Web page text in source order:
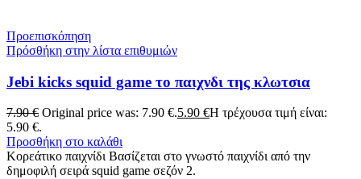
Προεπισκόπηση
Πρόσθήκη στην λίστα επιθυμιών
Jebi kicks squid game το παιχνδι της κλωτσια
7.90€ Original price was: 7.90 €.5.90 €Η τρέχουσα τιμή είναι:
5.90 €.
Προσθήκη στο καλάθι
Κορεάτικο παιχνίδι Βασίζεται στο γνωστό παιχνίδι από την
δημοφιλή σειρά squid game σεζόν 2.